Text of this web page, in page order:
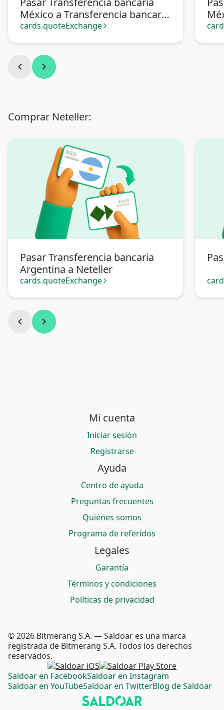
México a Transferencia bancaria
Argentina
cards.quoteExchange arrow_forward_ios
chevron_left chevron_right
Comprar Neteller:
Pasar Transferencia bancaria
Argentina a Neteller
cards.quoteExchange arrow_forward_ios
chevron_left chevron_right
Mi cuenta
Iniciar sesión
Registrarse
Ayuda
Centro de ayuda
Preguntas frecuentes
Quiénes somos
Programa de referidos
Legales
Garantía
Términos y condiciones
Políticas de privacidad
Saldoar en FacebookSaldoar en Instagram
Saldoar en YouTubeSaldoar en TwitterBlog de Saldoar
© 2026 Bitmerang S.A. — Saldoar es una marca
registrada de Bitmerang S.A. Todos los derechos
reservados.